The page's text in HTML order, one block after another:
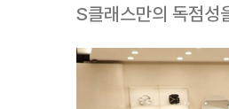
S클래스만의 독점성